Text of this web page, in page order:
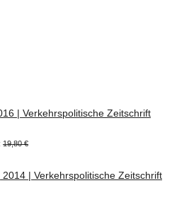
| Verkehrspolitische Zeitschrift
19,80 €